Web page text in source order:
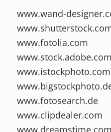
www.wand-
www.fotolia.com
www.stock.adobe.com
www.istockphoto.com
www.fotosearch.de
www.clipdealer.com